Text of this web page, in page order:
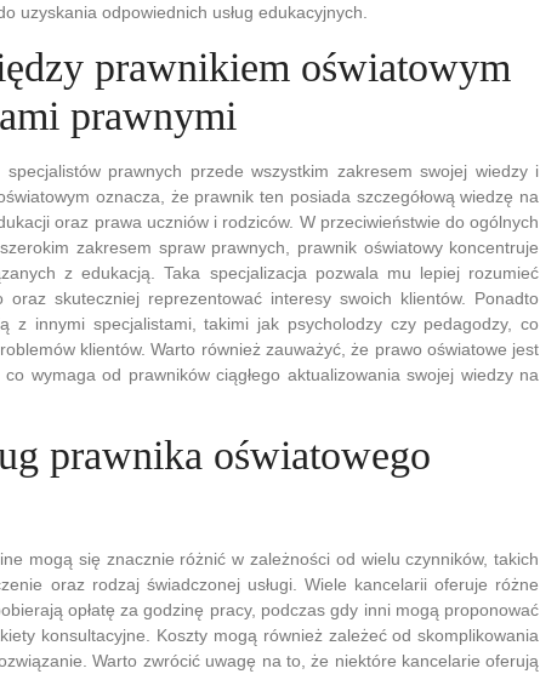
uzyskania odpowiednich usług edukacyjnych.
prawnikiem oświatowym
prawnymi
prawnych przede wszystkim zakresem swojej wiedzy i
oznacza, że prawnik ten posiada szczegółową wiedzę na
oraz prawa uczniów i rodziców. W przeciwieństwie do ogólnych
zakresem spraw prawnych, prawnik oświatowy koncentruje
z edukacją. Taka specjalizacja pozwala mu lepiej rozumieć
oraz skuteczniej reprezentować interesy swoich klientów. Ponadto
z innymi specjalistami, takimi jak psycholodzy czy pedagodzy, co
klientów. Warto również zauważyć, że prawo oświatowe jest
wymaga od prawników ciągłego aktualizowania swojej wiedzy na
prawnika oświatowego
mogą się znacznie różnić w zależności od wielu czynników, takich
oraz rodzaj świadczonej usługi. Wiele kancelarii oferuje różne
opłatę za godzinę pracy, podczas gdy inni mogą proponować
konsultacyjne. Koszty mogą również zależeć od skomplikowania
Warto zwrócić uwagę na to, że niektóre kancelarie oferują